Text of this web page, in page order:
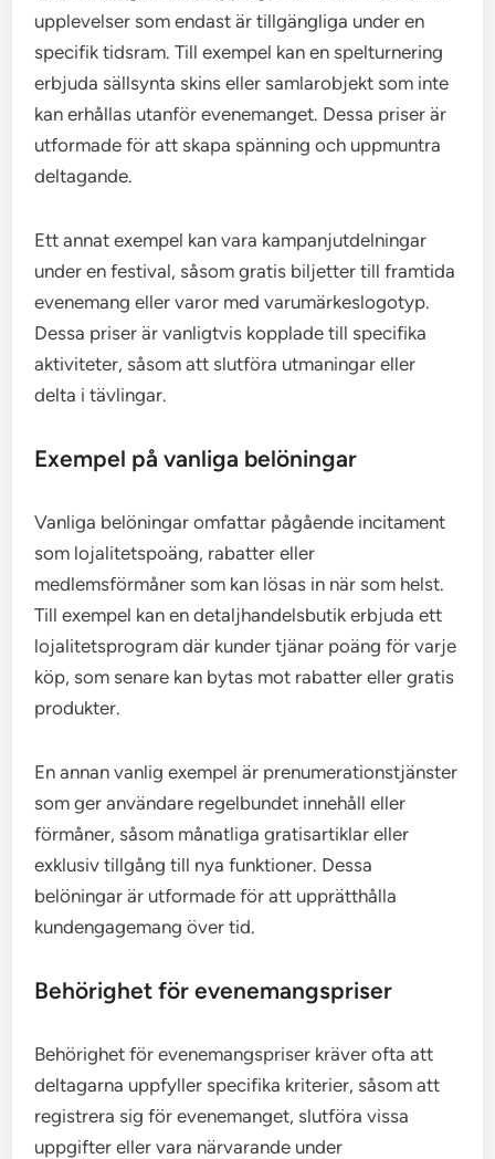
upplevelser som endast är tillgängliga under en
specifik tidsram. Till exempel kan en spelturnering
erbjuda sällsynta skins eller samlarobjekt som inte
kan erhållas utanför evenemanget. Dessa priser är
utformade för att skapa spänning och uppmuntra
deltagande.
Ett annat exempel kan vara kampanjutdelningar
under en festival, såsom gratis biljetter till framtida
evenemang eller varor med varumärkeslogotyp.
Dessa priser är vanligtvis kopplade till specifika
aktiviteter, såsom att slutföra utmaningar eller
delta i tävlingar.
Exempel på vanliga belöningar
Vanliga belöningar omfattar pågående incitament
som lojalitetspoäng, rabatter eller
medlemsförmåner som kan lösas in när som helst.
Till exempel kan en detaljhandelsbutik erbjuda ett
lojalitetsprogram där kunder tjänar poäng för varje
köp, som senare kan bytas mot rabatter eller gratis
produkter.
En annan vanlig exempel är prenumerationstjänster
som ger användare regelbundet innehåll eller
förmåner, såsom månatliga gratisartiklar eller
exklusiv tillgång till nya funktioner. Dessa
belöningar är utformade för att upprätthålla
kundengagemang över tid.
Behörighet för evenemangspriser
Behörighet för evenemangspriser kräver ofta att
deltagarna uppfyller specifika kriterier, såsom att
registrera sig för evenemanget, slutföra vissa
uppgifter eller vara närvarande under